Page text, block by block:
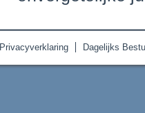
Privacyverklaring
Dagelijks